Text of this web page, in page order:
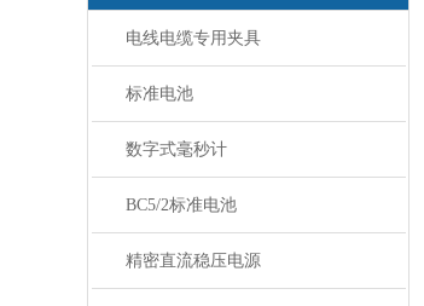
电线电缆专用夹具
标准电池
数字式毫秒计
BC5/2标准电池
精密直流稳压电源